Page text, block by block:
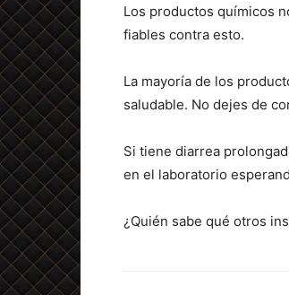
Los productos químicos
fiables contra esto.
La mayoría de los
saludable. No dejes de
Si tiene diarrea
en el laboratorio
¿Quién sabe qué otros